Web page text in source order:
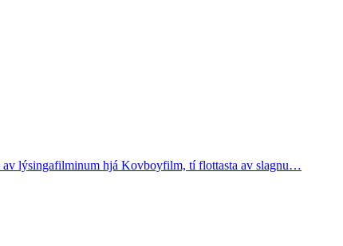
lýsingafilminum hjá Kovboyfilm, tí flottasta av slagnu…